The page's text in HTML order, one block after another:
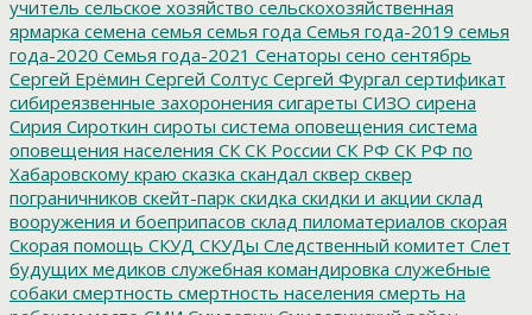
учитель сельское хозяйство сельскохозяйственная
ярмарка семена семья семья года Семья года-2019 семья
года-2020 Семья года-2021 Сенаторы сено сентябрь
Сергей Ерёмин Сергей Солтус Сергей Фургал сертификат
сибиреязвенные захоронения сигареты СИЗО сирена
Сирия Сироткин сироты система оповещения система
оповещения населения СК СК России СК РФ СК РФ по
Хабаровскому краю сказка скандал сквер сквер
пограничников скейт-парк скидка скидки и акции склад
вооружения и боеприпасов склад пиломатериалов скорая
Скорая помощь СКУД СКУДы Следственный комитет Слет
будущих медиков служебная командировка служебные
собаки смертность смертность населения смерть на